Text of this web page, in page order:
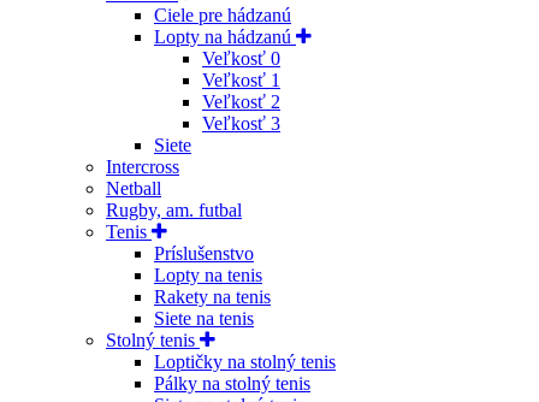
Ciele pre hádzanú
Lopty na hádzanú
Veľkosť 0
Veľkosť 1
Veľkosť 2
Veľkosť 3
Siete
Intercross
Netball
Rugby, am. futbal
Tenis
Príslušenstvo
Lopty na tenis
Rakety na tenis
Siete na tenis
Stolný tenis
Loptičky na stolný tenis
Pálky na stolný tenis